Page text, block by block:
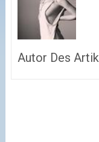
Autor Des